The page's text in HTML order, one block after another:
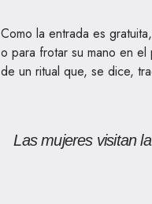
Como la entrada es
o para frotar su mano en
de un ritual que, se dice,
Las mujeres visitan